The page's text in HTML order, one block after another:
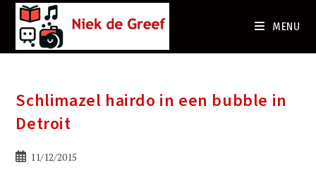
MENU
Schlimazel hairdo in een bubble in
Detroit
Bericht11/12/2015